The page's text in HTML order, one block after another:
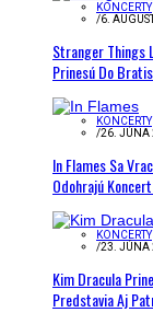
KONCERTY
/6.
Stranger Things
Prinesú Do
KONCERTY
/26. JÚNA
In Flames Sa
Odohrajú
KONCERTY
/23. JÚNA
Kim Dracula
Predstavia Aj